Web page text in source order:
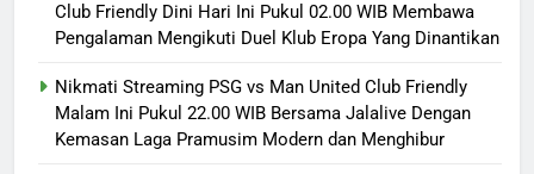
Club Friendly Dini Hari Ini Pukul 02.00 WIB Membawa
Pengalaman Mengikuti Duel Klub Eropa Yang Dinantikan
Nikmati Streaming PSG vs Man United Club Friendly
Malam Ini Pukul 22.00 WIB Bersama Jalalive Dengan
Kemasan Laga Pramusim Modern dan Menghibur